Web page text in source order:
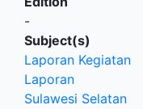
-
Subject(s)
Laporan Kegiatan
Laporan
Sulawesi Selatan